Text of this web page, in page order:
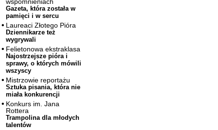
wspomnieniach
Gazeta, która została w
pamięci i w sercu
Laureaci Złotego Pióra
Dziennikarze też
wygrywali
Felietonowa ekstraklasa
Najostrzejsze pióra i
sprawy, o których mówili
wszyscy
Mistrzowie reportażu
Sztuka pisania, która nie
miała konkurencji
Konkurs im. Jana
Rottera
Trampolina dla młodych
talentów